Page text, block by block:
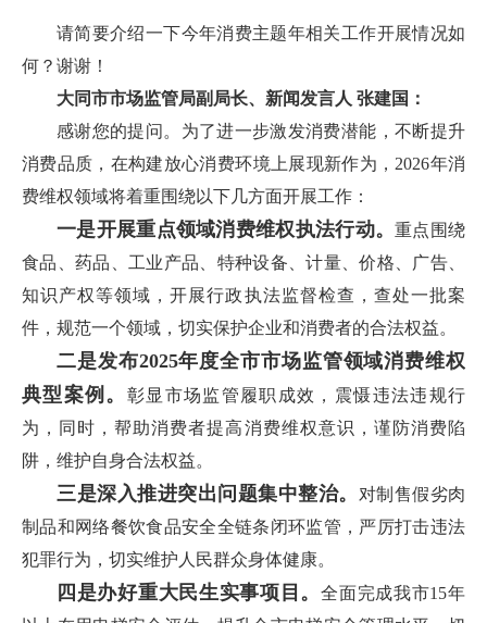
请简要介绍一下今年消费主题年相关工作开展情况如
何？谢谢！
大同市市场监管局副局长、新闻发言人 张建国：
感谢您的提问。为了进一步激发消费潜能，不断提升
消费品质，在构建放心消费环境上展现新作为，2026年消
费维权领域将着重围绕以下几方面开展工作：
一是开展重点领域消费维权执法行动。重点围绕
食品、药品、工业产品、特种设备、计量、价格、广告、
知识产权等领域，开展行政执法监督检查，查处一批案
件，规范一个领域，切实保护企业和消费者的合法权益。
二是发布2025年度全市市场监管领域消费维权
典型案例。 彰显市场监管履职成效，震慑违法违规行
为，同时，帮助消费者提高消费维权意识，谨防消费陷
阱，维护自身合法权益。
三是深入推进突出问题集中整治。
对制售假劣肉
制品和网络餐饮食品安全全链条闭环监管，严厉打击违法
犯罪行为，切实维护人民群众身体健康。
四是办好重大民生实事项目。全面完成我市15年